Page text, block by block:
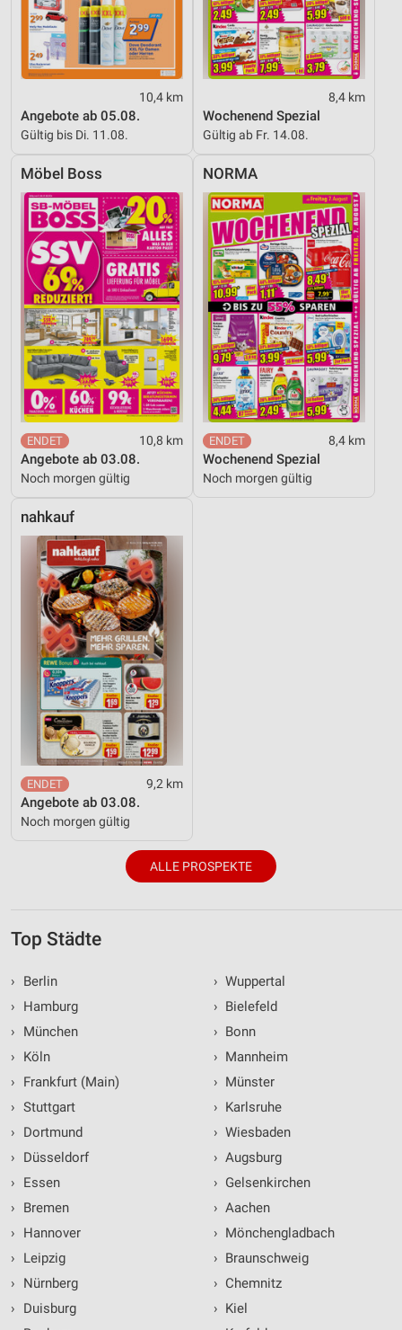
10,4 km
Angebote ab 05.08.
Gültig bis Di. 11.08.
8,4 km
Wochenend Spezial
Gültig ab Fr. 14.08.
Möbel Boss
10,8 km
Angebote ab 03.08.
Noch morgen gültig
NORMA
8,4 km
Wochenend Spezial
Noch morgen gültig
nahkauf
9,2 km
Angebote ab 03.08.
Noch morgen gültig
ALLE PROSPEKTE
Top Städte
›
Berlin
›
Hamburg
›
München
›
Köln
›
Frankfurt (Main)
› Stuttgart
›
Dortmund
›
Düsseldorf
›
Essen
›
Bremen
›
Hannover
›
Leipzig
›
Nürnberg
›
Duisburg
› Wuppertal
› Bielefeld
› Bonn
› Mannheim
› Münster
› Karlsruhe
› Wiesbaden
› Augsburg
› Gelsenkirchen
› Aachen
› Mönchengladbach
› Braunschweig
› Chemnitz
› Kiel